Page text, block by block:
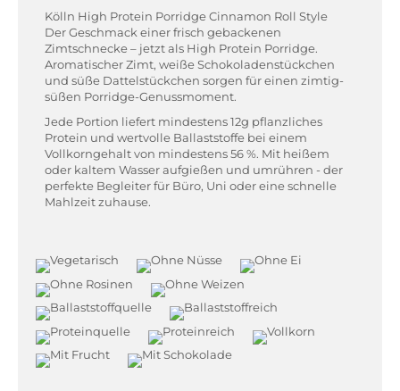
Kölln High Protein Porridge Cinnamon Roll Style
Der Geschmack einer frisch gebackenen
Zimtschnecke – jetzt als High Protein Porridge.
Aromatischer Zimt, weiße Schokoladenstückchen
und süße Dattelstückchen sorgen für einen zimtig-
süßen Porridge-Genussmoment.
Jede Portion liefert mindestens 12g pflanzliches
Protein und wertvolle Ballaststoffe bei einem
Vollkorngehalt von mindestens 56 %. Mit heißem
oder kaltem Wasser aufgießen und umrühren - der
perfekte Begleiter für Büro, Uni oder eine schnelle
Mahlzeit zuhause.